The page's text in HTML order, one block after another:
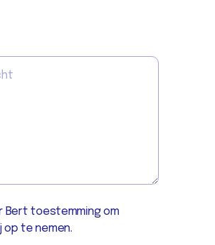
Bert toestemming om
te nemen.